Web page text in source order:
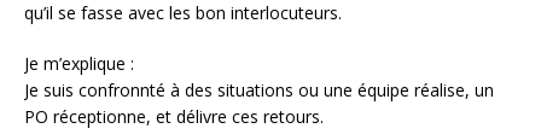
qu’il se fasse avec les bon interlocuteurs.
Je m’explique :
Je suis confronnté à des situations ou une équipe réalise, un
PO réceptionne, et délivre ces retours.